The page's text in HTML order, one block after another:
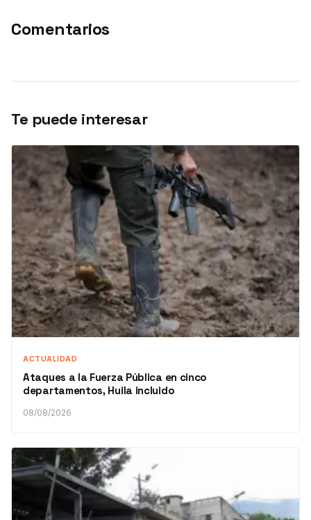
Comentarios
Te puede interesar
ACTUALIDAD
Ataques a la Fuerza Pública en cinco
departamentos, Huila incluido
08/08/2026